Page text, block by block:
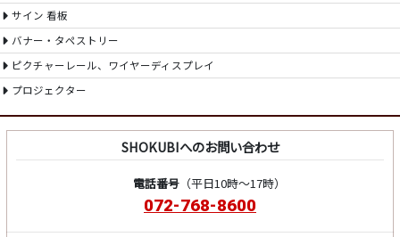
サイン 看板
バナー・タペストリー
ピクチャーレール、ワイヤーディスプレイ
プロジェクター
SHOKUBIへのお問い合わせ
電話番号（平日10時～17時）
072-768-8600